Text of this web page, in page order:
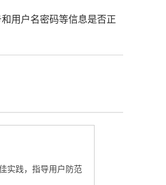
用户名密码等信息是否正
实践，指导用户防范